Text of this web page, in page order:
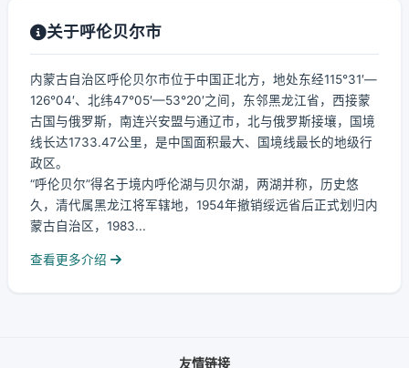
关于呼伦贝尔市
内蒙古自治区呼伦贝尔市位于中国正北方，地处东经115°31′—
126°04′、北纬47°05′—53°20′之间，东邻黑龙江省，西接蒙
古国与俄罗斯，南连兴安盟与通辽市，北与俄罗斯接壤，国境
线长达1733.47公里，是中国面积最大、国境线最长的地级行
政区。
“呼伦贝尔”得名于境内呼伦湖与贝尔湖，两湖并称，历史悠
久，清代属黑龙江将军辖地，1954年撤销绥远省后正式划归内
蒙古自治区，1983...
查看更多介绍
友情链接